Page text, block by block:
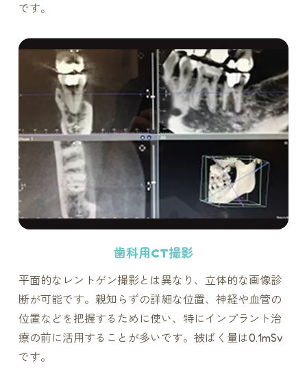
です。
歯科用CT撮影
平面的なレントゲン撮影とは異なり、立体的な画像診
断が可能です。親知らずの詳細な位置、神経や血管の
位置などを把握するために使い、特にインプラント治
療の前に活用することが多いです。被ばく量は0.1mSv
です。